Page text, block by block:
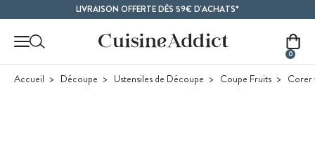
LIVRAISON OFFERTE DÈS 59€ D'ACHATS*
0
Accueil Découpe Ustensiles de Découpe Coupe Fruits Corer